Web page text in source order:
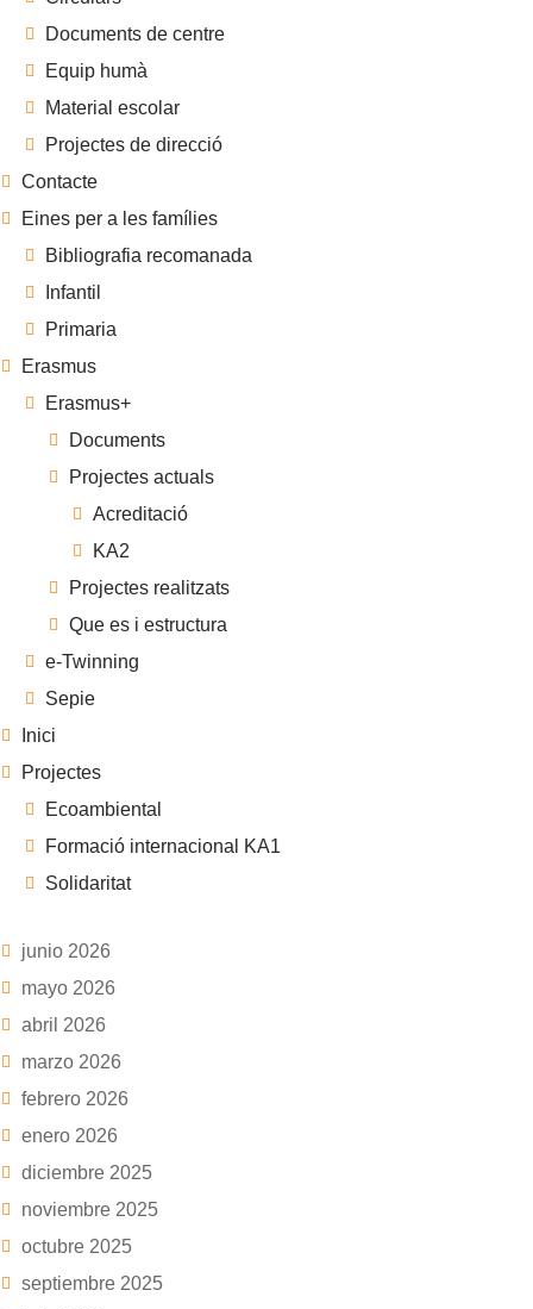
Documents de centre
Equip humà
Material escolar
Projectes de direcció
Contacte
Eines per a les famílies
Bibliografia recomanada
Infantil
Primaria
Erasmus
Erasmus+
Documents
Projectes actuals
Acreditació
KA2
Projectes realitzats
Que es i estructura
e-Twinning
Sepie
Inici
Projectes
Ecoambiental
Formació internacional KA1
Solidaritat
junio 2026
mayo 2026
abril 2026
marzo 2026
febrero 2026
enero 2026
diciembre 2025
noviembre 2025
octubre 2025
septiembre 2025